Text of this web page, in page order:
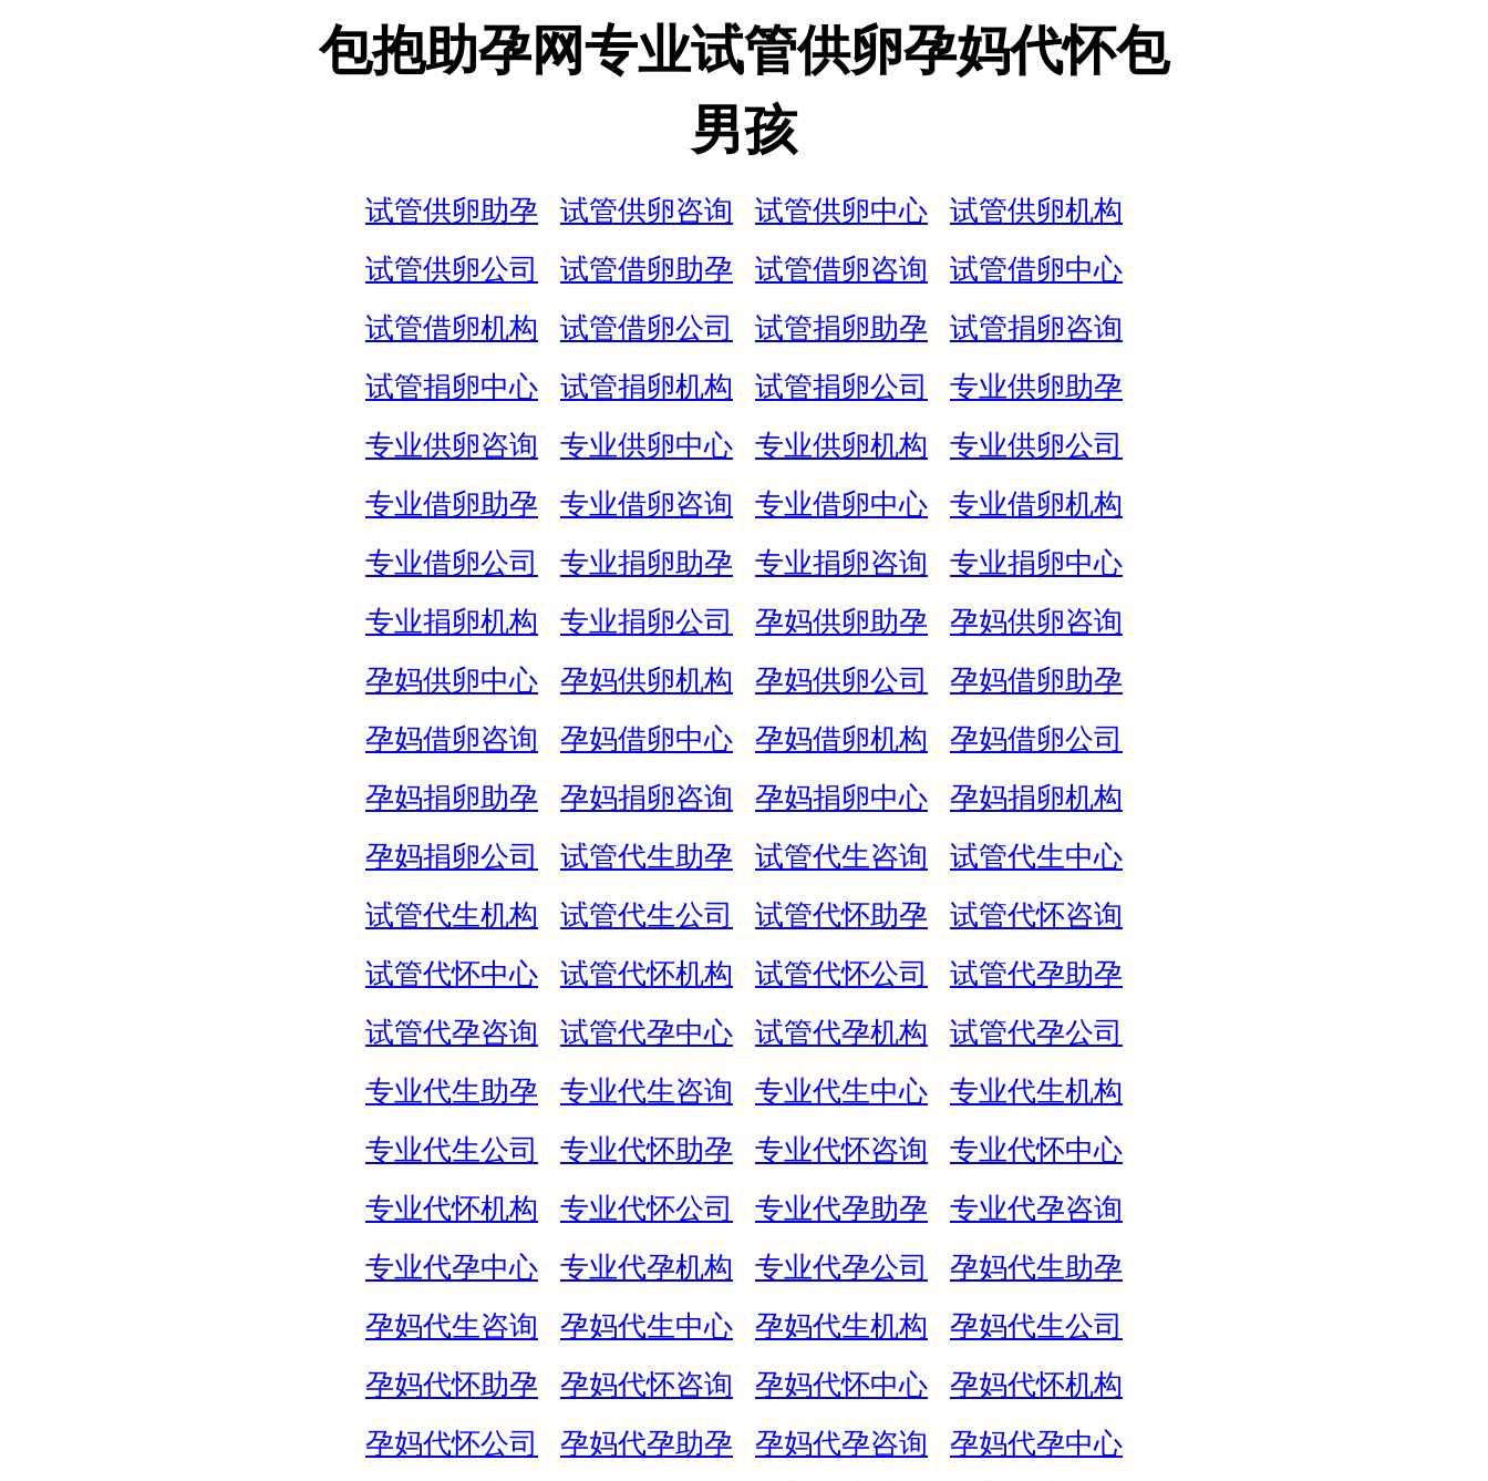
包抱助孕网专业试管供卵孕妈代怀包
男孩
试管供卵助孕 试管供卵咨询 试管供卵中心
试管供卵机构
试管供卵公司
试管借卵助孕 试管借卵咨询
试管借卵中心
试管借卵机构
试管借卵公司 试管捐卵助孕
试管捐卵咨询
试管捐卵中心
试管捐卵机构 试管捐卵公司
专业供卵助孕
专业供卵咨询
专业供卵中心 专业供卵机构
专业供卵公司
专业借卵助孕
专业借卵咨询 专业借卵中心
专业借卵机构
专业借卵公司
专业捐卵助孕 专业捐卵咨询
专业捐卵中心
专业捐卵机构
专业捐卵公司 孕妈供卵助孕
孕妈供卵咨询
孕妈供卵中心
孕妈供卵机构 孕妈供卵公司
孕妈借卵助孕
孕妈借卵咨询
孕妈借卵中心 孕妈借卵机构
孕妈借卵公司
孕妈捐卵助孕
孕妈捐卵咨询 孕妈捐卵中心
孕妈捐卵机构
孕妈捐卵公司
试管代生助孕 试管代生咨询
试管代生中心
试管代生机构
试管代生公司 试管代怀助孕
试管代怀咨询
试管代怀中心
试管代怀机构 试管代怀公司
试管代孕助孕
试管代孕咨询
试管代孕中心 试管代孕机构
试管代孕公司
专业代生助孕
专业代生咨询 专业代生中心
专业代生机构
专业代生公司
专业代怀助孕 专业代怀咨询
专业代怀中心
专业代怀机构
专业代怀公司 专业代孕助孕
专业代孕咨询
专业代孕中心
专业代孕机构 专业代孕公司
孕妈代生助孕
孕妈代生咨询
孕妈代生中心 孕妈代生机构
孕妈代生公司
孕妈代怀助孕
孕妈代怀咨询 孕妈代怀中心
孕妈代怀机构
孕妈代怀公司
孕妈代孕助孕 孕妈代孕咨询
孕妈代孕中心